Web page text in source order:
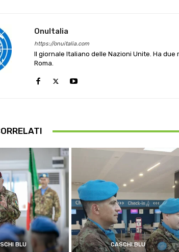
OnuItalia
https://onuitalia.com
Il giornale Italiano delle Nazioni Unite. Ha due
Roma.
BLU CASCHI BLU